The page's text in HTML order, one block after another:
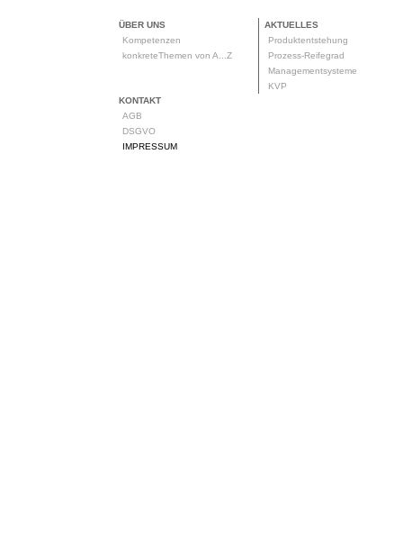
ÜBER UNS
Kompetenzen
konkreteThemen von A...Z
AKTUELLES
Produktentstehung
Prozess-Reifegrad
Managementsysteme
KVP
KONTAKT
AGB
DSGVO
IMPRESSUM